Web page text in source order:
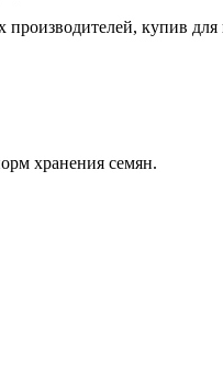
купив
хранения семян.